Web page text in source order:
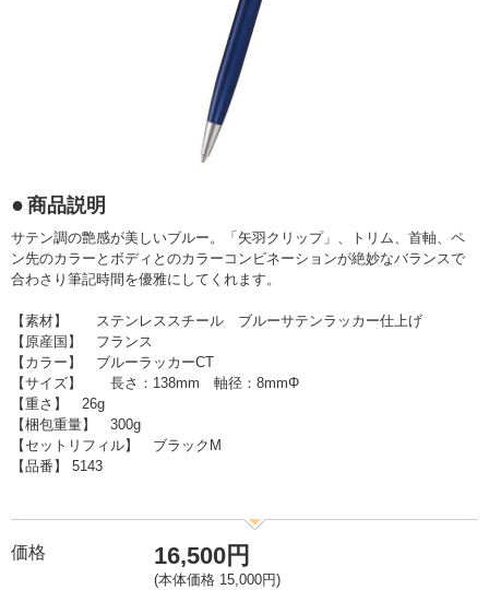
商品説明
サテン調の艶感が美しいブルー。「矢羽クリップ」、トリム、首軸、ペ
ン先のカラーとボディとのカラーコンビネーションが絶妙なバランスで
合わさり筆記時間を優雅にしてくれます。
【素材】 ステンレススチール ブルーサテンラッカー仕上げ
【原産国】 フランス
【カラー】 ブルーラッカーCT
【サイズ】 長さ：138mm 軸径：8mmΦ
【重さ】 26g
【梱包重量】 300g
【セットリフィル】 ブラックM
【品番】 5143
価格 16,500円
(本体価格 15,000円)